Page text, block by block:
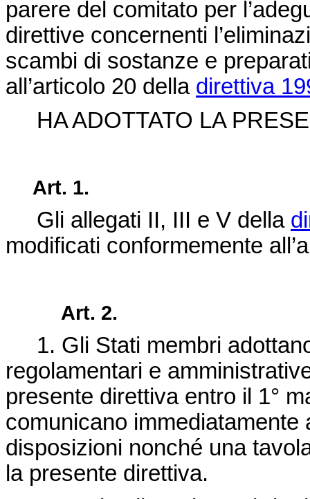
parere del comitato per
direttive concernenti
scambi di sostanze e
all’articolo 20 della direttiva
HA ADOTTATO LA
Art. 1.
Gli allegati II, III e V della
modificati conformemente
Art. 2.
1. Gli Stati membri
regolamentari e
presente direttiva entro il 1°
comunicano
disposizioni nonché una
la presente direttiva.